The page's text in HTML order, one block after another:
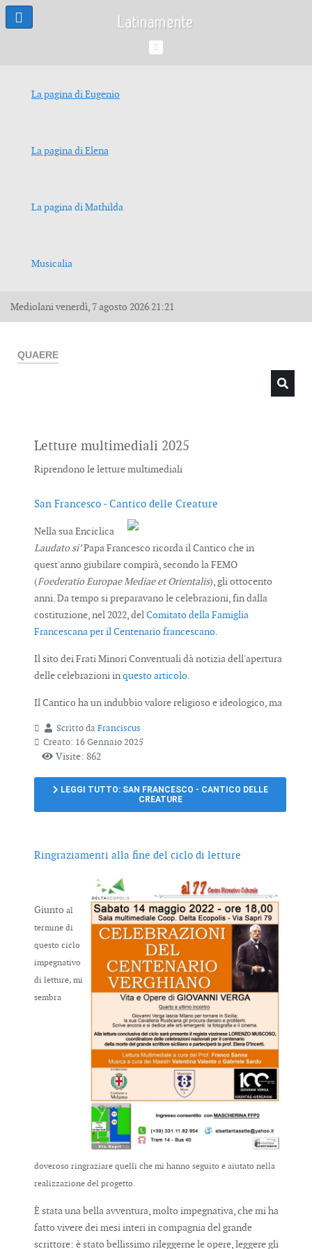
La pagina di Eugenio
La pagina di Elena
La pagina di Mathilda
Musicalia
Mediolanivenerdì, 7 agosto 2026 21:21
QUAERE
Type 2 or more characters for results.
Letture multimediali 2025
Riprendono le letture multimediali
San Francesco - Cantico delle Creature
Nella sua Enciclica
Laudato si’Papa Francesco ricorda il Cantico che in
quest'anno giubilare compirà, secondo la FEMO
(Foederatio Europae Mediae et Orientalis), gli ottocento
anni. Da tempo si preparavano le celebrazioni, fin dalla
costituzione, nel 2022, delComitato della Famiglia
Francescana per il Centenario francescano.
Il sito dei Frati Minori Conventuali dà notizia dell'apertura
delle celebrazioni inquesto articolo.
Il Cantico ha un indubbio valore religioso e ideologico, ma
Scritto da Franciscus
Creato: 16 Gennaio 2025
Visite: 862
LEGGI TUTTO: SAN FRANCESCO - CANTICO DELLE
CREATURE
Ringraziamenti alla fine del ciclo di letture
Giunto al
termine di
questo ciclo
impegnativo
di letture, mi
sembra
doveroso ringraziare quelli che mi hanno seguito e aiutato nella
realizzazione del progetto.
È stata una bella avventura, molto impegnativa, che mi ha
fatto vivere dei mesi interi in compagnia del grande
scrittore: è stato bellissimo rileggerne le opere, leggere gli